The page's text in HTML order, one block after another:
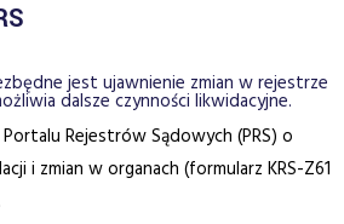
jest ujawnienie zmian w rejestrze
dalsze czynności likwidacyjne.
Rejestrów Sądowych (PRS) o
i zmian w organach (formularz KRS-Z61